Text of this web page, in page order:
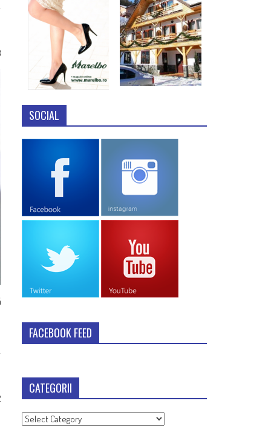
SOCIAL
FACEBOOK FEED
CATEGORII
Categorii